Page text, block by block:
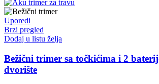
Uporedi
Brzi pregled
Dodaj u listu želja
Bežični trimer sa točkićima i 2
dvorište